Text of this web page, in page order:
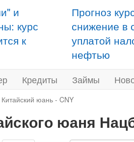
и
курс
к
Прогноз
снижение в
уплатой
нефтью
Кредиты Займы
Китайский юань - CNY
юаня